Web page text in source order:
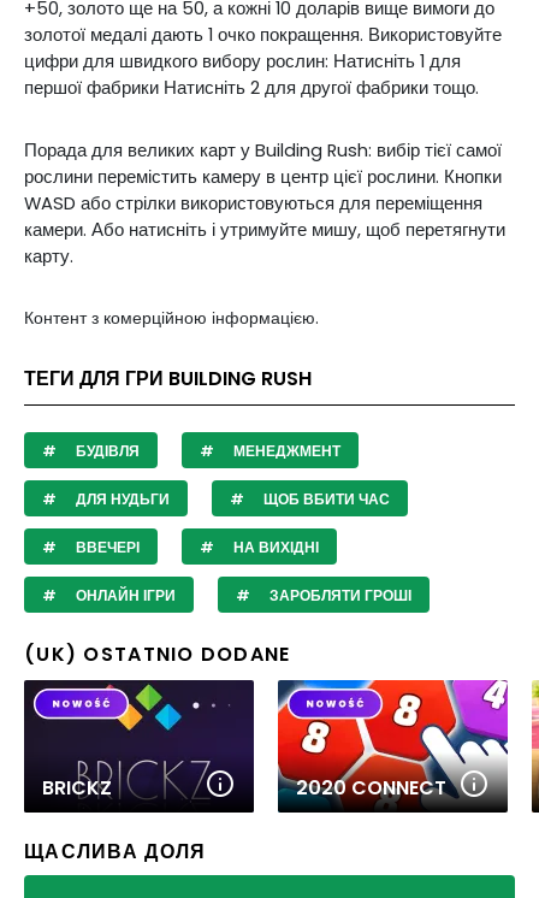
+50, золото ще на 50, а кожні 10 доларів вище вимоги до
золотої медалі дають 1 очко покращення. Використовуйте
цифри для швидкого вибору рослин: Натисніть 1 для
першої фабрики Натисніть 2 для другої фабрики тощо.
Порада для великих карт у Building Rush: вибір тієї самої
рослини перемістить камеру в центр цієї рослини. Кнопки
WASD або стрілки використовуються для переміщення
камери. Або натисніть і утримуйте мишу, щоб перетягнути
карту.
Контент з комерційною інформацією.
ТЕГИ ДЛЯ ГРИ BUILDING RUSH
БУДІВЛЯ МЕНЕДЖМЕНТ
ДЛЯ НУДЬГИ ЩОБ ВБИТИ ЧАС
ВВЕЧЕРІ НА ВИХІДНІ
ОНЛАЙН ІГРИ ЗАРОБЛЯТИ ГРОШІ
(UK) OSTATNIO DODANE
BRICKZ 2020 CONNECT
ЩАСЛИВА ДОЛЯ